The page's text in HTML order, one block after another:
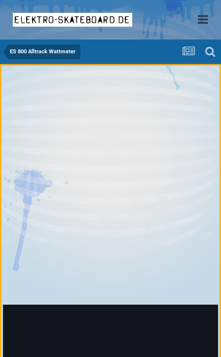
elektro-skateboard.de
ES 800 Alltrack Wattmeter